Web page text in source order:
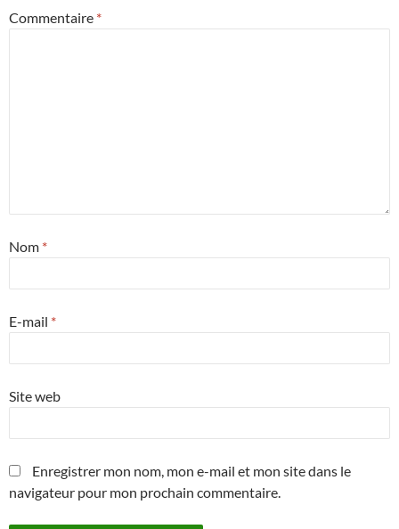
Commentaire *
Nom *
E-mail *
Site web
Enregistrer mon nom, mon e-mail et mon site dans le
navigateur pour mon prochain commentaire.